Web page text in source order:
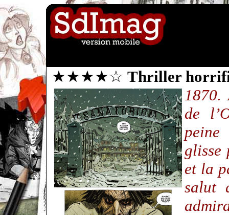
★★★★☆ Thriller
1870.
de
glisse
et la
salut